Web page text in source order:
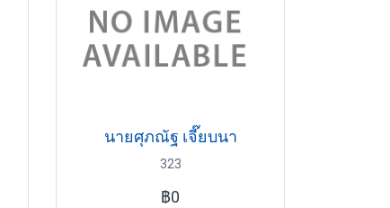
นายศุภณัฐ เจี๊ยบนา
323
฿0